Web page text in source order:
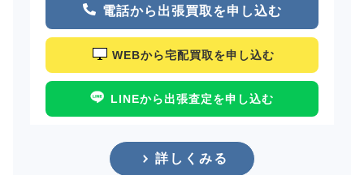
電話から出張買取を申し込む
WEBから宅配買取を申し込む
LINEから出張査定を申し込む
詳しくみる